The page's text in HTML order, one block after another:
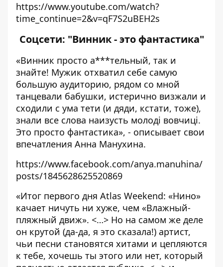
https://www.youtube.com/watch?
time_continue=2&v=qF7S2uBEH2s
Соцсети: "Винник - это фантастика"
«Винник просто а***тельный, так и
знайте! Мужик отхватил себе самую
большую аудиторию, рядом со мной
танцевали бабушки, истерично визжали и
сходили с ума тети (и дяди, кстати, тоже),
знали все слова наизусть молоді вовчиці.
Это просто фантастика», - описывает свои
впечатления Анна Манухина.
https://www.facebook.com/anya.manuhina/
posts/1845628625520869
«Итог первого дня Atlas Weekend: «Нино»
качает ничуть ни хуже, чем «Влажный-
пляжный движ». <…> Но на самом же деле
он крутой (да-да, я это сказала!) артист,
чьи песни становятся хитами и цепляются
к тебе, хочешь ты этого или нет, который